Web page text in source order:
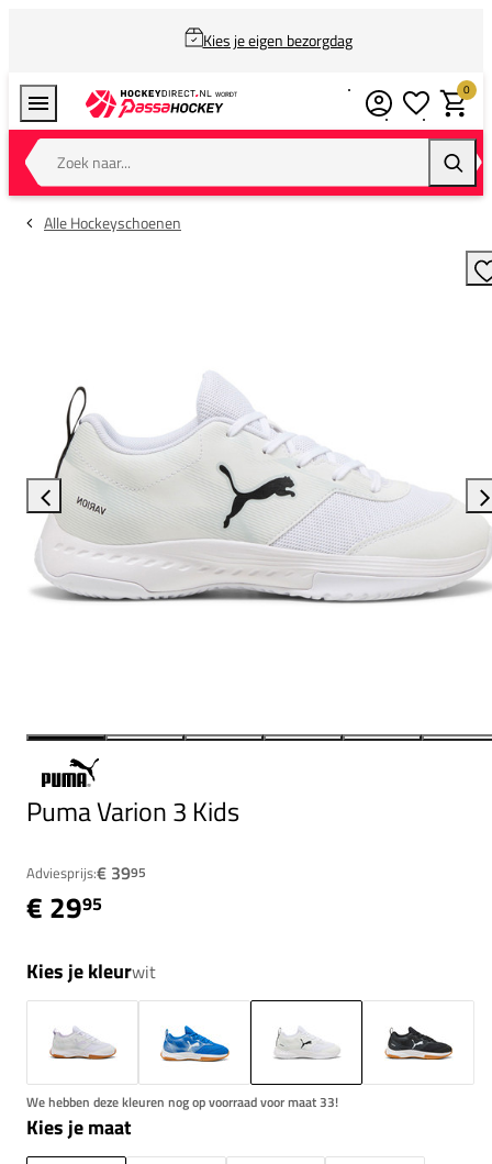
Kies je eigen bezorgdag
Zoek naar...
0
Alle Hockeyschoenen
Puma Varion 3 Kids
Adviesprijs:€ 3995
€ 2995
Kies je kleurwit
We hebben deze kleuren nog op voorraad voor maat 33!
Kies je maat